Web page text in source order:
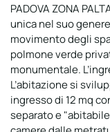
PADOVA ZONA
unica nel suo
movimento degli
polmone verde
monumentale.
L’abitazione si
ingresso di 12 mq
separato e